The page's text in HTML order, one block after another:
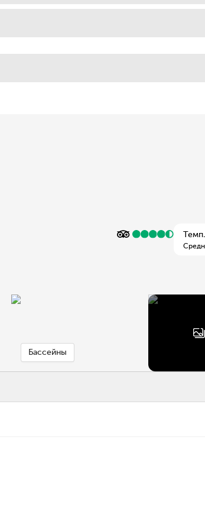
Бассейны